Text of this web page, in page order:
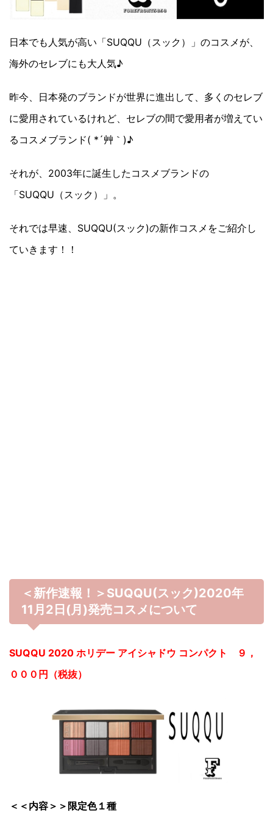
日本でも人気が高い「SUQQU（スック）」のコスメが、
海外のセレブにも大人気♪
昨今、日本発のブランドが世界に進出して、多くのセレブ
に愛用されているけれど、セレブの間で愛用者が増えてい
るコスメブランド( *´艸｀)♪
それが、2003年に誕生したコスメブランドの
「SUQQU（スック）」。
それでは早速、SUQQU(スック)の新作コスメをご紹介し
ていきます！！
＜新作速報！＞SUQQU(スック)2020年
11月2日(月)発売コスメについて
SUQQU 2020 ホリデー アイシャドウ コンパクト ９，
０００円（税抜）
＜＜内容＞＞限定色１種